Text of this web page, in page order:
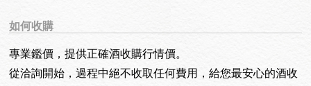
如何收購
專業鑑價，提供正確酒收購行情價。
從洽詢開始，過程中絕不收取任何費用，給您最安心的酒收